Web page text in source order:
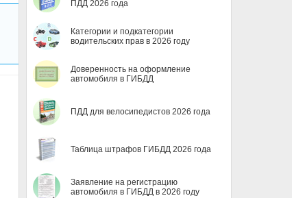
ПДД 2026 года
Категории и подкатегории
водительских прав в 2026 году
Доверенность на оформление
автомобиля в ГИБДД
ПДД для велосипедистов 2026 года
Таблица штрафов ГИБДД 2026 года
Заявление на регистрацию
автомобиля в ГИБДД в 2026 году